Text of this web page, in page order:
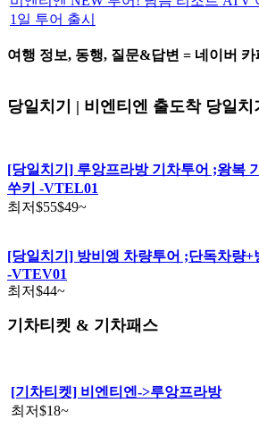
1일 투어 출시
여행 정보, 동행, 질문&답변 = 네이버
당일치기 | 비엔티엔 출도착 당일치
[당일치기] 루앙프라방 기차투어 ;왕복
쑤키 -VTEL01
최저$55$49~
[당일치기] 방비엥 차량투어 ;단독차량+
-VTEV01
최저$44~
기차티켓 & 기차패스
[기차티켓] 비엔티엔->루앙프라방
최저$18~